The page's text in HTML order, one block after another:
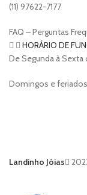
(11) 97622-7177
FAQ – Perguntas
HORÁRIO DE
De Segunda à
Domingos e
Landinho Jóias